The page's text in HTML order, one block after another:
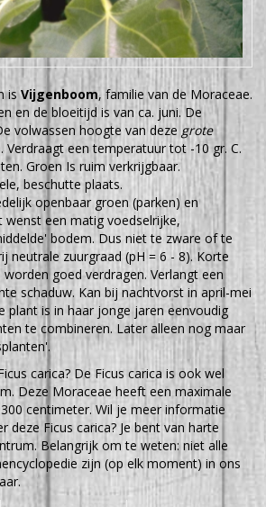
isVijgenboom, familie van de Moraceae.
en de bloeitijd is van ca. juni. De
volwassen hoogte van deze grote
Verdraagt een temperatuur tot -10 gr. C.
Groen Is ruim verkrijgbaar.
beschutte plaats.
openbaar groen (parken) en
wenst een matig voedselrijke,
bodem. Dus niet te zware of te
neutrale zuurgraad (pH = 6 - 8). Korte
goed verdragen. Verlangt een
schaduw. Kan bij nachtvorst in april-mei
plant is in haar jonge jaren eenvoudig
te combineren. Later alleen nog maar
carica? De Ficus carica is ook wel
Deze Moraceae heeft een maximale
centimeter. Wil je meer informatie
deze Ficus carica? Je bent van harte
Belangrijk om te weten: niet alle
zijn (op elk moment) in ons